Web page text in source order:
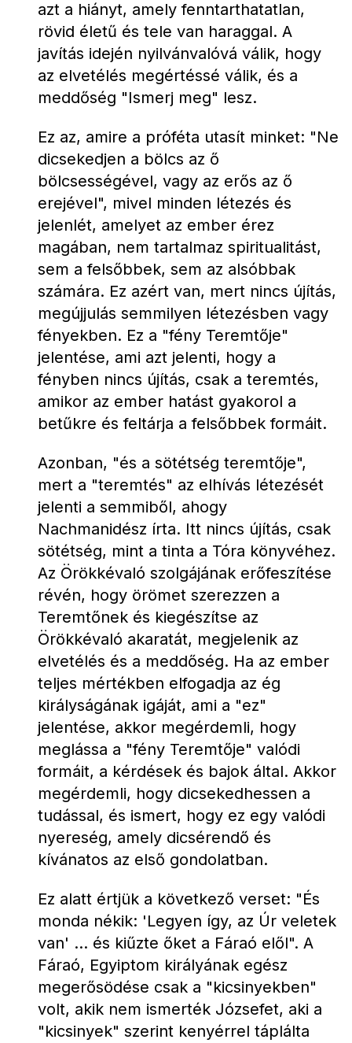
azt a hiányt, amely fenntarthatatlan,
rövid életű és tele van haraggal. A
javítás idején nyilvánvalóvá válik, hogy
az elvetélés megértéssé válik, és a
meddőség "Ismerj meg" lesz.
Ez az, amire a próféta utasít minket: "Ne
dicsekedjen a bölcs az ő
bölcsességével, vagy az erős az ő
erejével", mivel minden létezés és
jelenlét, amelyet az ember érez
magában, nem tartalmaz spiritualitást,
sem a felsőbbek, sem az alsóbbak
számára. Ez azért van, mert nincs újítás,
megújjulás semmilyen létezésben vagy
fényekben. Ez a "fény Teremtője"
jelentése, ami azt jelenti, hogy a
fényben nincs újítás, csak a teremtés,
amikor az ember hatást gyakorol a
betűkre és feltárja a felsőbbek formáit.
Azonban, "és a sötétség teremtője",
mert a "teremtés" az elhívás létezését
jelenti a semmiből, ahogy
Nachmanidész írta. Itt nincs újítás, csak
sötétség, mint a tinta a Tóra könyvéhez.
Az Örökkévaló szolgájának erőfeszítése
révén, hogy örömet szerezzen a
Teremtőnek és kiegészítse az
Örökkévaló akaratát, megjelenik az
elvetélés és a meddőség. Ha az ember
teljes mértékben elfogadja az ég
királyságának igáját, ami a "ez"
jelentése, akkor megérdemli, hogy
meglássa a "fény Teremtője" valódi
formáit, a kérdések és bajok által. Akkor
megérdemli, hogy dicsekedhessen a
tudással, és ismert, hogy ez egy valódi
nyereség, amely dicsérendő és
kívánatos az első gondolatban.
Ez alatt értjük a következő verset: "És
monda nékik: 'Legyen így, az Úr veletek
van' ... és kiűzte őket a Fáraó elől". A
Fáraó, Egyiptom királyának egész
megerősödése csak a "kicsinyekben"
volt, akik nem ismerték Józsefet, aki a
"kicsinyek" szerint kenyérrel táplálta